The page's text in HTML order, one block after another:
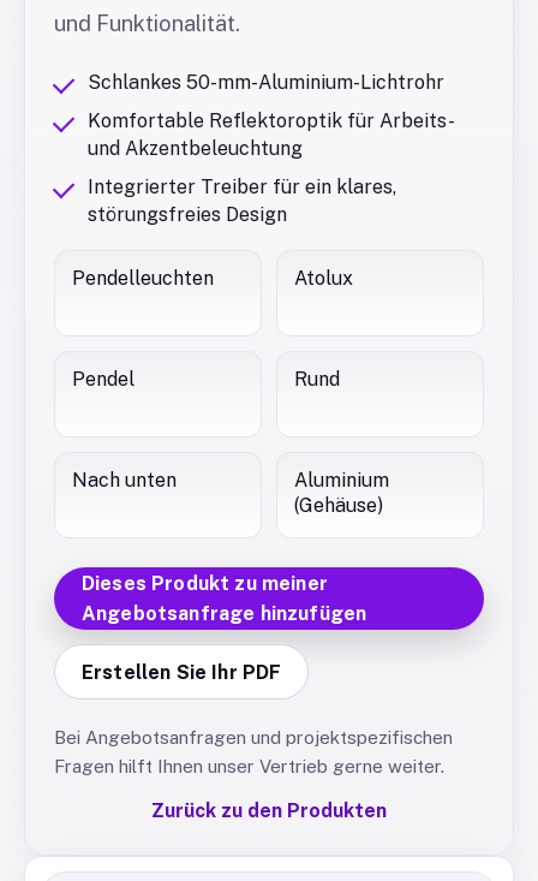
und Funktionalität.
Schlankes 50-mm-Aluminium-Lichtrohr
Komfortable Reflektoroptik für Arbeits-
und Akzentbeleuchtung
Integrierter Treiber für ein klares,
störungsfreies Design
Pendelleuchten Atolux
Pendel Rund
Nach unten
Aluminium
(Gehäuse)
Dieses Produkt zu meiner
Angebotsanfrage hinzufügen
Erstellen Sie Ihr PDF
Bei Angebotsanfragen und projektspezifischen
Fragen hilft Ihnen unser Vertrieb gerne weiter.
Zurück zu den Produkten